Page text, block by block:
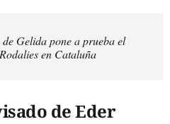
Gelida pone a prueba el
en Cataluña
de Eder